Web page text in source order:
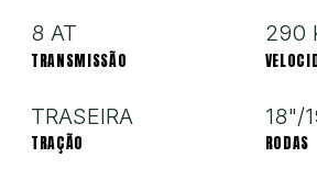
8 AT
TRANSMISSÃO
290
TRASEIRA
TRAÇÃO
18"/
RODAS